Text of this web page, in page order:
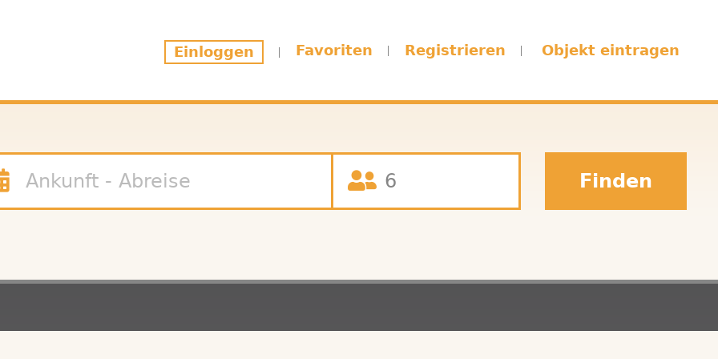
Einloggen Favoriten Registrieren Objekt eintragen
Finden